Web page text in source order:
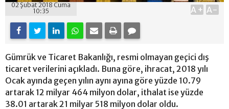
02 Şubat 2018 Cuma
10:35
A+ A-
Gümrük ve Ticaret Bakanlığı, resmi olmayan geçici dış
ticaret verilerini açıkladı. Buna göre, ihracat, 2018 yılı
Ocak ayında geçen yılın aynı ayına göre yüzde 10.79
artarak 12 milyar 464 milyon dolar, ithalat ise yüzde
38.01 artarak 21 milyar 518 milyon dolar oldu.